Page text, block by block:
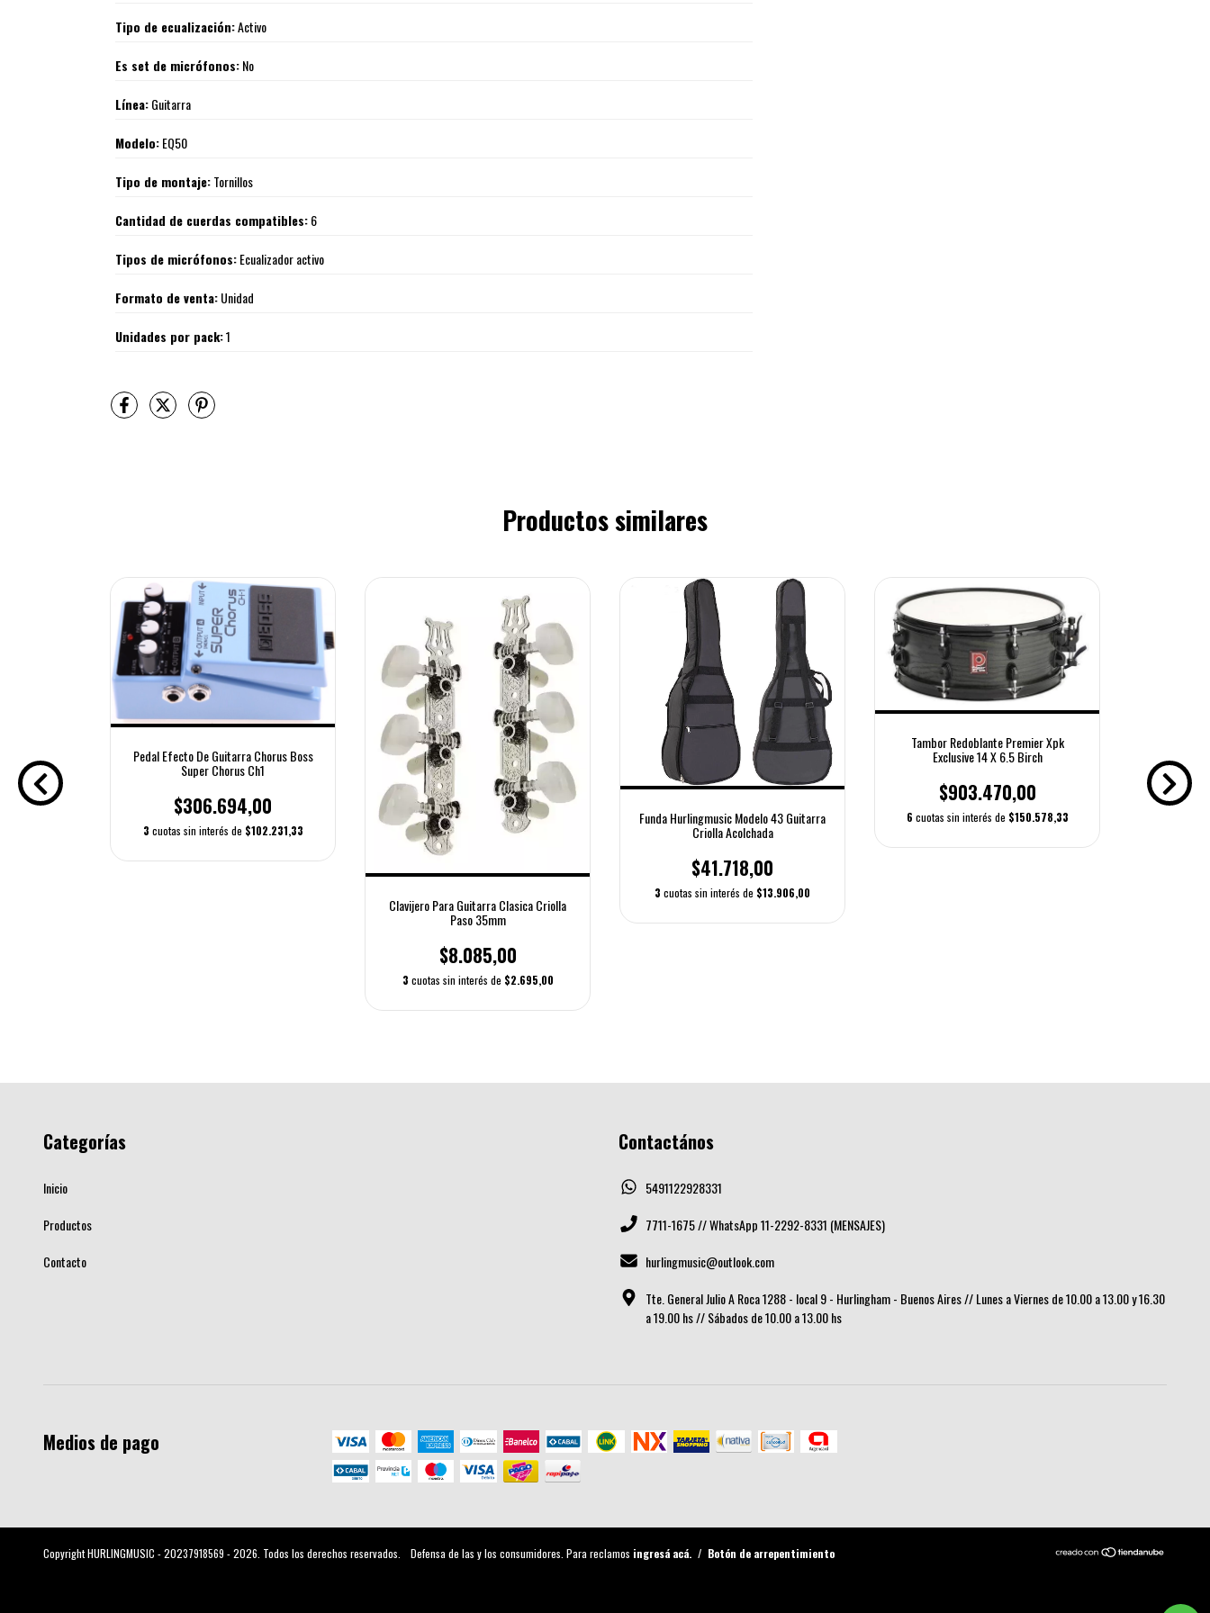
Tipo de ecualización:Activo
Es set de micrófonos:No
Línea:Guitarra
Modelo:EQ50
Tipo de montaje:Tornillos
Cantidad de cuerdas compatibles:6
Tipos de micrófonos:Ecualizador activo
Formato de venta:Unidad
Unidades por pack:1
Productos similares
Pedal Efecto De Guitarra Chorus Boss
Super Chorus Ch1
$306.694,00
3 cuotas sin interés de $102.231,33
Clavijero Para Guitarra Clasica Criolla
Paso 35mm
$8.085,00
3 cuotas sin interés de $2.695,00
Funda Hurlingmusic Modelo 43 Guitarra
Criolla Acolchada
$41.718,00
3 cuotas sin interés de $13.906,00
Tambor Redoblante Premier Xpk
Exclusive 14 X 6.5 Birch
$903.470,00
6 cuotas sin interés de $150.578,33
Categorías
Inicio
Productos
Contacto
Contactános
5491122928331
7711-1675 // WhatsApp 11-2292-8331 (MENSAJES)
hurlingmusic@outlook.com
Tte. General Julio A Roca 1288 - local 9 - Hurlingham - Buenos Aires // Lunes a Viernes de 10.00 a 13.00 y 16.30
a 19.00 hs // Sábados de 10.00 a 13.00 hs
Medios de pago
Copyright HURLINGMUSIC - 20237918569 - 2026. Todos los derechos reservados. Defensa de las y los consumidores. Para reclamos ingresá acá. / Botón de arrepentimiento